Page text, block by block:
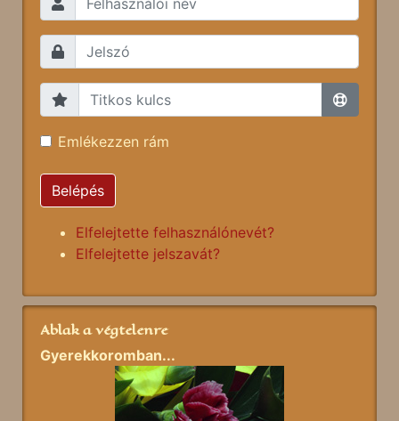
Emlékezzen rám
Belépés
Elfelejtette felhasználónevét?
Elfelejtette jelszavát?
Ablak a végtelenre
Gyerekkoromban...